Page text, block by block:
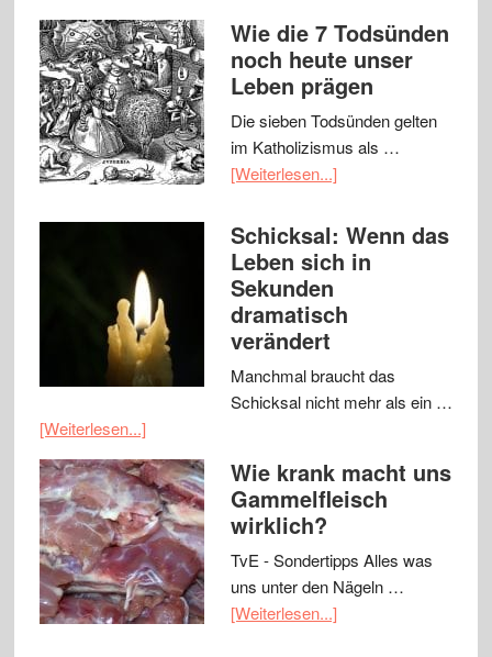
Wie die 7 Todsünden
noch heute unser
Leben prägen
Die sieben Todsünden gelten
im Katholizismus als …
[Weiterlesen...]
Schicksal: Wenn das
Leben sich in
Sekunden
dramatisch
verändert
Manchmal braucht das
Schicksal nicht mehr als ein …
[Weiterlesen...]
Wie krank macht uns
Gammelfleisch
wirklich?
TvE - Sondertipps Alles was
uns unter den Nägeln …
[Weiterlesen...]